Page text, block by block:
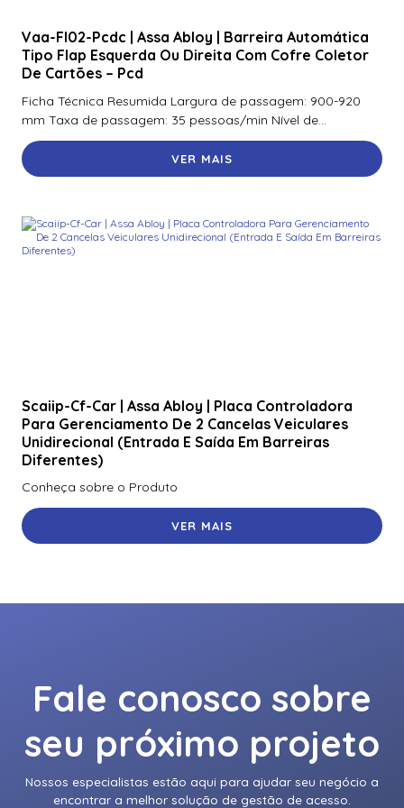
920Nmnnekma001 | Assa Abloy | Leitor De Proximidade
R40
920Nsnnek20000 | Assa Abloy | Leitor De Proximidade
920Ntnnek00000 | Assa Abloy | Leitor De Proximidader
R40
Rp40
920Pmntekma003 | Assa Abloy | Leitor De Proximidade
921Nmnnekma002 | Assa Abloy | Leitor De Proximidade
Rk40
921Nsnnek20000 | Assa Abloy | Leitor De Proximidade
921Ntnnek00000 | Assa Abloy | Leitor De Proximidade
Rk40 Se
Adaptador Voltagem Hikvision Para Camera Panovu Dc
Ah20W14 | Assa Abloy | Hub Para Interface De
Controladores Wiegand
Vaa-Fl02-Pcdc | Assa Abloy | Barreira Automática
Tipo Flap Esquerda Ou Direita Com Cofre Coletor
De Cartões – Pcd
Ficha Técnica Resumida Largura de passagem: 900-920
mm Taxa de passagem: 35 pessoas/min Nível de...
VER MAIS
Scaiip-Cf-Car | Assa Abloy | Placa Controladora
Para Gerenciamento De 2 Cancelas Veiculares
Unidirecional (Entrada E Saída Em Barreiras
Diferentes)
Conheça sobre o Produto
VER MAIS
Fale conosco sobre
seu próximo projeto
Nossos especialistas estão aqui para ajudar seu negócio a
encontrar a melhor solução de gestão de acesso.